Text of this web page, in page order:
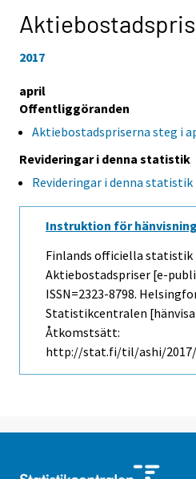
2017
april
Offentliggöranden
Aktiebostadspriserna steg i
Revideringar i denna statistik
Revideringar i denna statistik
Instruktion för hänvisning
Finlands officiella statistik
Aktiebostadspriser [e-
ISSN=2323-8798.
Statistikcentralen
Åtkomstsätt:
http://stat.fi/til/ashi/2017/